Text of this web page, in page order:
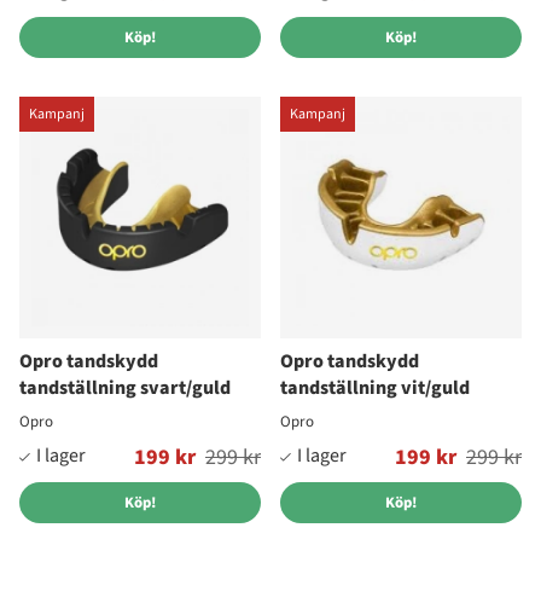
Köp! Köp!
Kampanj
Opro tandskydd
tandställning svart/guld
Opro
199 kr
Ordinarie pris: 299 kr
Köp!
Kampanj
Opro tandskydd
tandställning vit/guld
Opro
199 kr
Ordinarie pris: 299 kr
Köp!